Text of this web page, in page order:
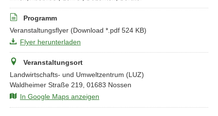
Programm
Veranstaltungsflyer (Download *.pdf 524 KB)
Flyer herunterladen
Veranstaltungsort
Landwirtschafts- und Umweltzentrum (LUZ)
Waldheimer Straße 219, 01683 Nossen
In Google Maps anzeigen